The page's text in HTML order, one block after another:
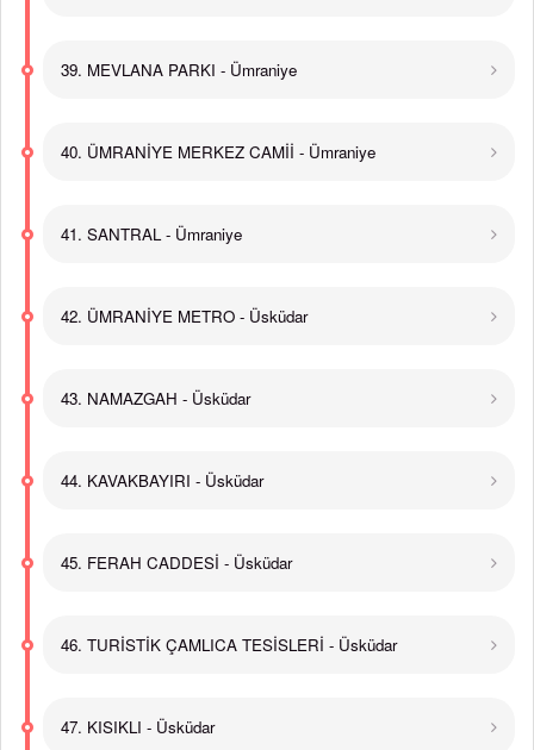
39. MEVLANA PARKI - Ümraniye
40. ÜMRANİYE MERKEZ CAMİİ - Ümraniye
41. SANTRAL - Ümraniye
42. ÜMRANİYE METRO - Üsküdar
43. NAMAZGAH - Üsküdar
44. KAVAKBAYIRI - Üsküdar
45. FERAH CADDESİ - Üsküdar
46. TURİSTİK ÇAMLICA TESİSLERİ - Üsküdar
47. KISIKLI - Üsküdar